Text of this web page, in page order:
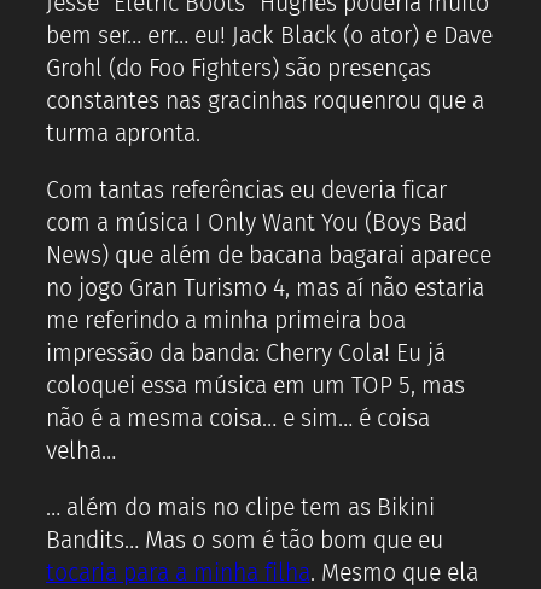
bem ser… err… eu! Jack Black (o ator) e Dave
Grohl (do Foo Fighters) são presenças
constantes nas gracinhas roquenrou que a
turma apronta.
Com tantas referências eu deveria ficar
com a música I Only Want You (Boys Bad
News) que além de bacana bagarai aparece
no jogo Gran Turismo 4, mas aí não estaria
me referindo a minha primeira boa
impressão da banda: Cherry Cola! Eu já
coloquei essa música em um TOP 5, mas
não é a mesma coisa… e sim… é coisa
velha…
… além do mais no clipe tem as Bikini
Bandits… Mas o som é tão bom que eu
tocaria para a minha filha. Mesmo que ela